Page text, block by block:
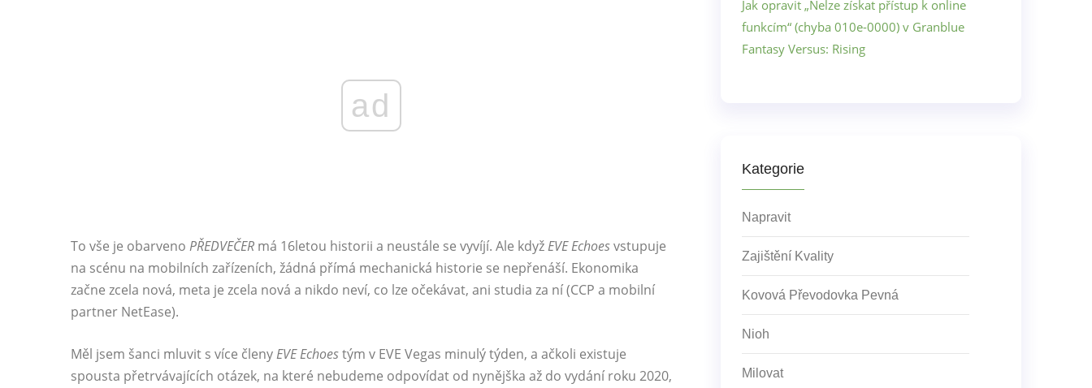
ad
To vše je obarveno PŘEDVEČER má 16letou historii a neustále se vyvíjí. Ale kdyžEVE Echoesvstupuje
na scénu na mobilních zařízeních, žádná přímá mechanická historie se nepřenáší. Ekonomika
začne zcela nová, meta je zcela nová a nikdo neví, co lze očekávat, ani studia za ní (CCP a mobilní
partner NetEase).
Měl jsem šanci mluvit s více členyEVE Echoestým v EVE Vegas minulý týden, a ačkoli existuje
spousta přetrvávajících otázek, na které nebudeme odpovídat od nynějška až do vydání roku 2020,
Jak opravit „Nelze získat přístup k online
funkcím“ (chyba 010e-0000) v Granblue
Fantasy Versus: Rising
Kategorie
Napravit
Zajištění Kvality
Kovová Převodovka Pevná
Nioh
Milovat